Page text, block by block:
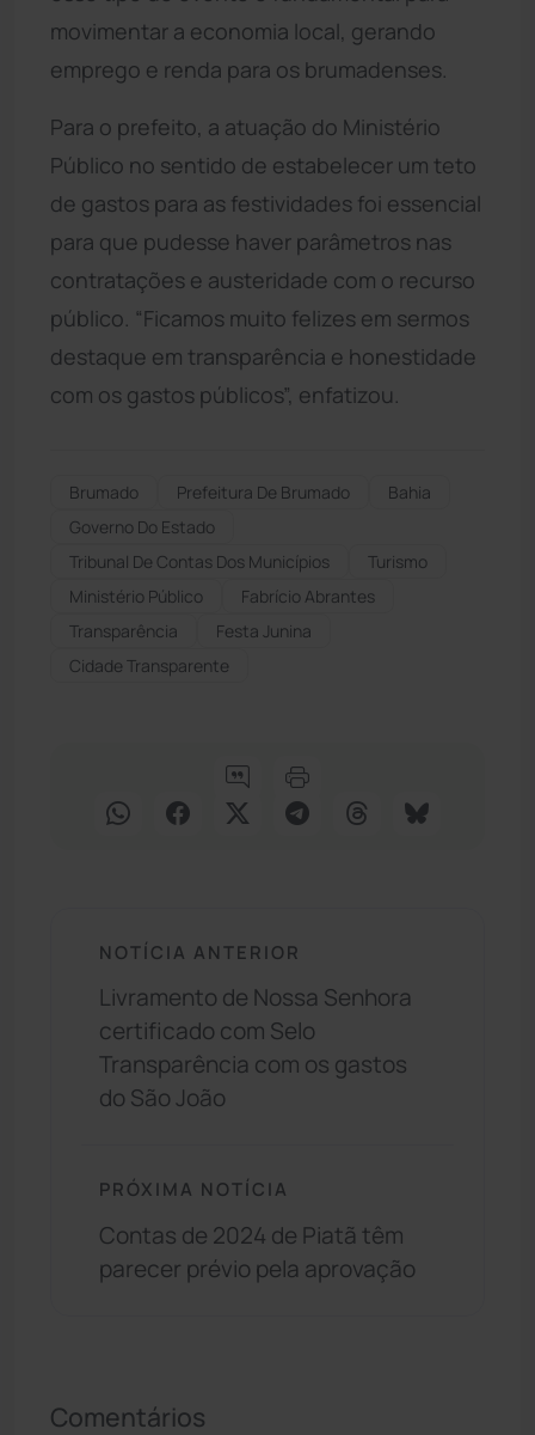
movimentar a economia local, gerando
emprego e renda para os brumadenses.
Para o prefeito, a atuação do Ministério
Público no sentido de estabelecer um teto
de gastos para as festividades foi essencial
para que pudesse haver parâmetros nas
contratações e austeridade com o recurso
público. “Ficamos muito felizes em sermos
destaque em transparência e honestidade
com os gastos públicos”, enfatizou.
Brumado Prefeitura De Brumado
Bahia
Governo Do Estado
Tribunal De Contas Dos Municípios
Turismo
Ministério Público
Fabrício Abrantes
Transparência
Festa Junina
Cidade Transparente
NOTÍCIA ANTERIOR
Livramento de Nossa Senhora
certificado com Selo
Transparência com os gastos
do São João
PRÓXIMA NOTÍCIA
Contas de 2024 de Piatã têm
parecer prévio pela aprovação
Comentários